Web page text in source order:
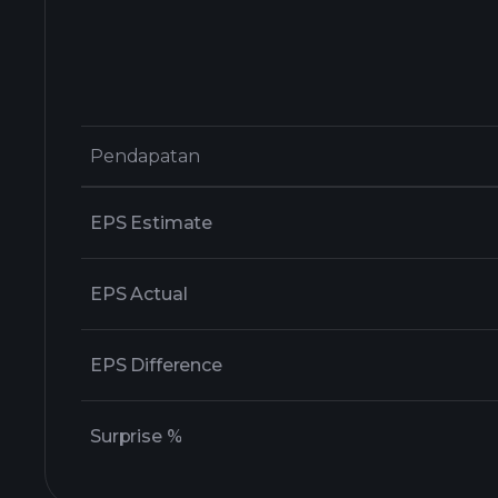
Pendapatan
Pendapatan
EPS Estimate
EPS Actual
EPS Difference
Surprise %